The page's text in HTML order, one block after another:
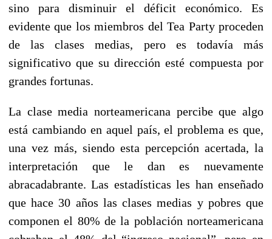
sino para disminuir el déficit económico. Es
evidente que los miembros del Tea Party proceden
de las clases medias, pero es todavía más
significativo que su dirección esté compuesta por
grandes fortunas.
La clase media norteamericana percibe que algo
está cambiando en aquel país, el problema es que,
una vez más, siendo esta percepción acertada, la
interpretación que le dan es nuevamente
abracadabrante. Las estadísticas les han enseñado
que hace 30 años las clases medias y pobres que
componen el 80% de la población norteamericana